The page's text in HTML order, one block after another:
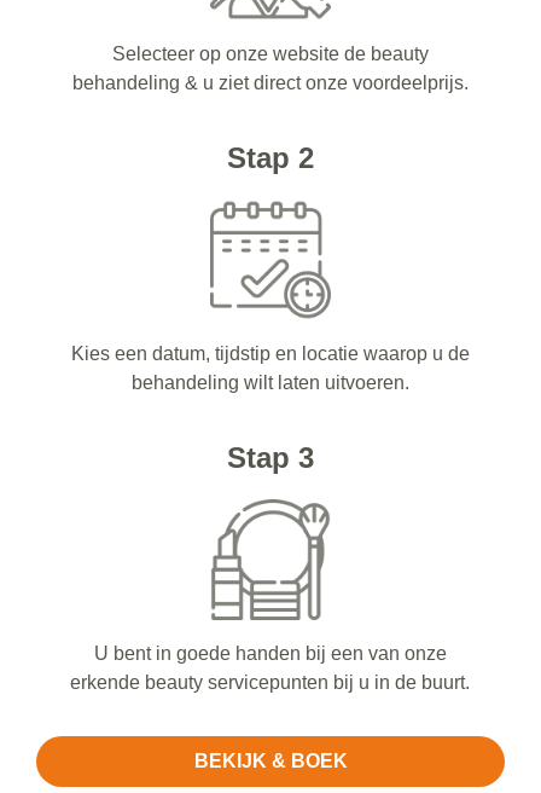
Selecteer op onze website de beauty
behandeling & u ziet direct onze voordeelprijs.
Stap 2
Kies een datum, tijdstip en locatie waarop u de
behandeling wilt laten uitvoeren.
Stap 3
U bent in goede handen bij een van onze
erkende beauty servicepunten bij u in de buurt.
BEKIJK & BOEK